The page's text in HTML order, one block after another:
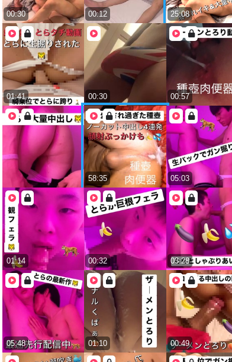
00:30 00:12 25:08
01:41 00:30 00:57
58:35 05:03
01:14 00:32 03:28
05:48 01:10 00:49